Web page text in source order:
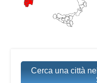
Cerca una città